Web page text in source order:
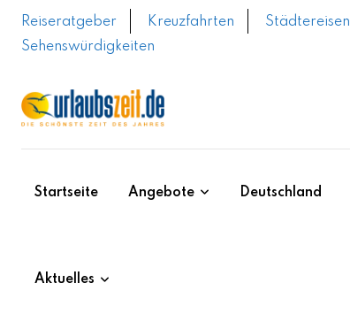
Skip
Reiseratgeber Kreuzfahrten Städtereisen
Sehenswürdigkeiten
Startseite Angebote Deutschland
Aktuelles